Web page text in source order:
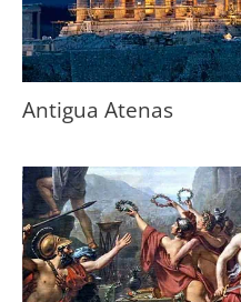
Antigua Atenas